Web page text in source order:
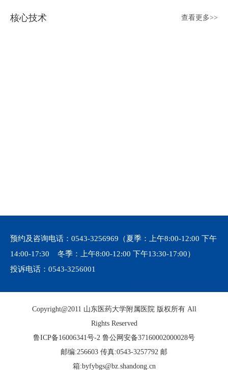
核心技术 查看更多>>
预约及咨询电话： 0543-3256969 （夏季：上午8:00-12:00 下午
14:00-17:30 冬季：上午8:00-12:00 下午13:30-17:00）
投诉电话： 0543-3256001
Copyright@2011 山东医药大学附属医院 版权所有 All
Rights Reserved
鲁ICP备16006341号-2 鲁公网安备37160002000028号
邮编:256603 传真:0543-3257792 邮
箱:byfybgs@bz.shandong.cn